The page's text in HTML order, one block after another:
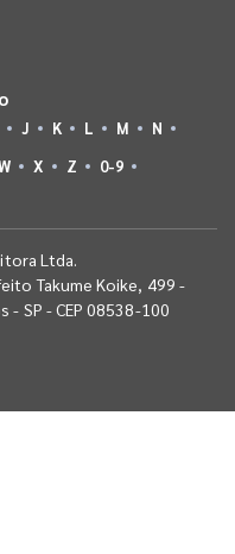
J K L M
N
X Z 0-9
Ltda.
Takume Koike, 499 -
- SP - CEP 08538-100